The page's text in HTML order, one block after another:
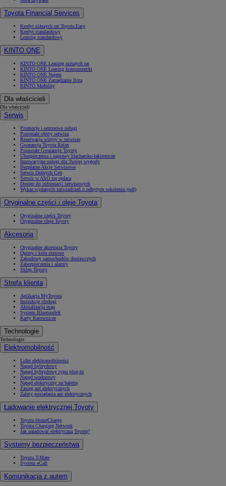
Toyota Financial Services
Kredyt niższych rat Toyota Easy
Kredyt standardowy
Leasing standardowy
KINTO ONE
KINTO ONE Leasing niższych rat
KINTO ONE Leasing konsumencki
KINTO ONE Najem
KINTO ONE Zarządzanie flotą
KINTO Mobility
Dla właścicieli
Dla właścicieli
Serwis
Promocje i sezonowe usługi
Pozostałe oferty serwisu
Rezerwacja wizyty w serwisie
Gwarancja Toyota Relax
Pozostałe Gwarancje Toyoty
Ubezpieczenia i naprawy blacharsko-lakiernicze
Innowacyjne usługi dla Twojej wygody
Bezpłatne Akcje Serwisowe
Serwis Dobrych Cen
Serwis w ASO się opłaca
Dostęp do informacji serwisowych
Wykaz wydanych zaświadczeń o odbytym szkoleniu (pdf)
Oryginalne części i oleje Toyota
Oryginalne części Toyoty
Oryginalne oleje Toyoty
Akcesoria
Oryginalne akcesoria Toyoty
Opony i koła zimowe
Zabudowy samochodów dostawczych
Zabezpieczenia i alarmy
Sklep Toyoty
Strefa klienta
Aplikacja MyToyota
Instrukcje obsługi
Aktualizacja map
System Bluetooth®
Karty Ratownicze
Technologie
Technologie
Elektromobilność
Lider elektromobilności
Napęd hybrydowy
Napęd hybrydowy typu plug-in
Napęd wodorowy
Napęd elektryczny na baterię
Zasięg aut elektrycznych
Zalety posiadania aut elektrycznych
Ładowanie elektrycznej Toyoty
Toyota HomeCharge
Toyota Charging Network
Jak naładować elektryczną Toyotę?
Systemy bezpieczeństwa
Toyota T-Mate
System eCall
Komunikacja z autem